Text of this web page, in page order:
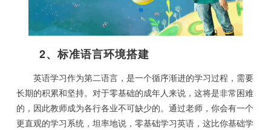
2、标准语言环境搭建
英语学习作为第二语言，是一个循序渐进的学习过程，需要
长期的积累和坚持。对于零基础的成年人来说，这将是非常困难
的，因此教师成为各行各业不可缺少的。通过老师，你会有一个
更直观的学习系统，坦率地说，零基础学习英语，这比你基础学